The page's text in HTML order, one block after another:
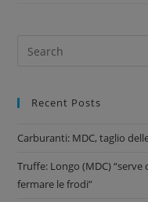
Recent Posts
Carburanti: MDC, taglio
Truffe: Longo (MDC)
fermare le frodi”